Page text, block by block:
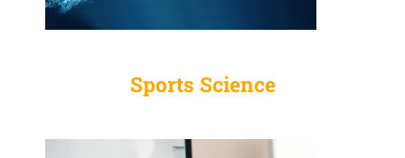
Sports Science